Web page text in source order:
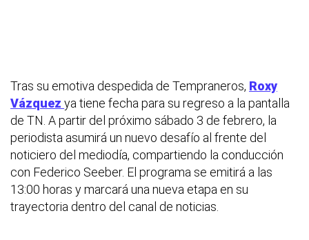
Tras su emotiva despedida de Tempraneros, Roxy
Vázquez ya tiene fecha para su regreso a la pantalla
de TN. A partir del próximo sábado 3 de febrero, la
periodista asumirá un nuevo desafío al frente del
noticiero del mediodía, compartiendo la conducción
con Federico Seeber. El programa se emitirá a las
13:00 horas y marcará una nueva etapa en su
trayectoria dentro del canal de noticias.